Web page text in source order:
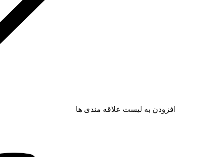
افزودن به لیست علاقه مندی ها